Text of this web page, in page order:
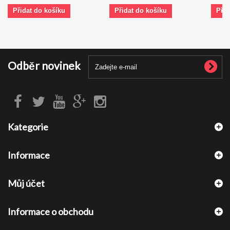
Přidat do košíku Přidat do košíku
Odběr novinek
Kategorie
Informace
Můj účet
Informace o obchodu